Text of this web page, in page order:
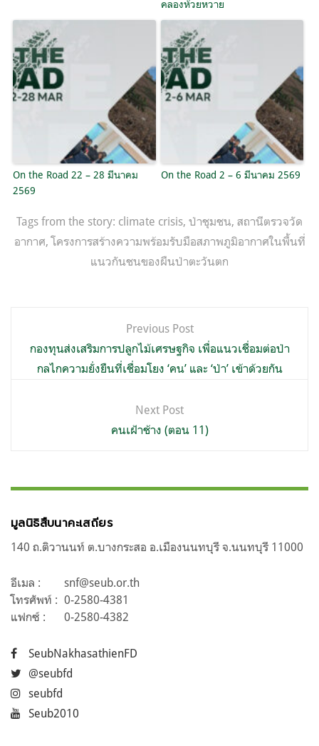
คลองห้วยหวาย
On the Road 22 – 28 มีนาคม
2569
On the Road 2 – 6 มีนาคม 2569
Tags from the story: climate crisis, ป่าชุมชน, สถานีตรวจวัด
อากาศ,โครงการสร้างความพร้อมรับมือสภาพภูมิอากาศในพื้นที่
แนวกันชนของผืนป่าตะวันตก
เรื่อง
Previous Post
กองทุนส่งเสริมการปลูกไม้เศรษฐกิจ เพื่อแนวเชื่อมต่อป่า
กลไกความยั่งยืนที่เชื่อมโยง ‘คน’ และ ‘ป่า’ เข้าด้วยกัน
Next Post
คนเฝ้าช้าง (ตอน 11)
มูลนิธิสืบนาคะเสถียร
140 ถ.ติวานนท์ ต.บางกระสอ อ.เมืองนนทบุรี จ.นนทบุรี 11000
อีเมล :
snf@seub.or.th
โทรศัพท์ : 0-2580-4381
แฟกซ์ :
0-2580-4382
SeubNakhasathienFD
@seubfd
seubfd
Seub2010